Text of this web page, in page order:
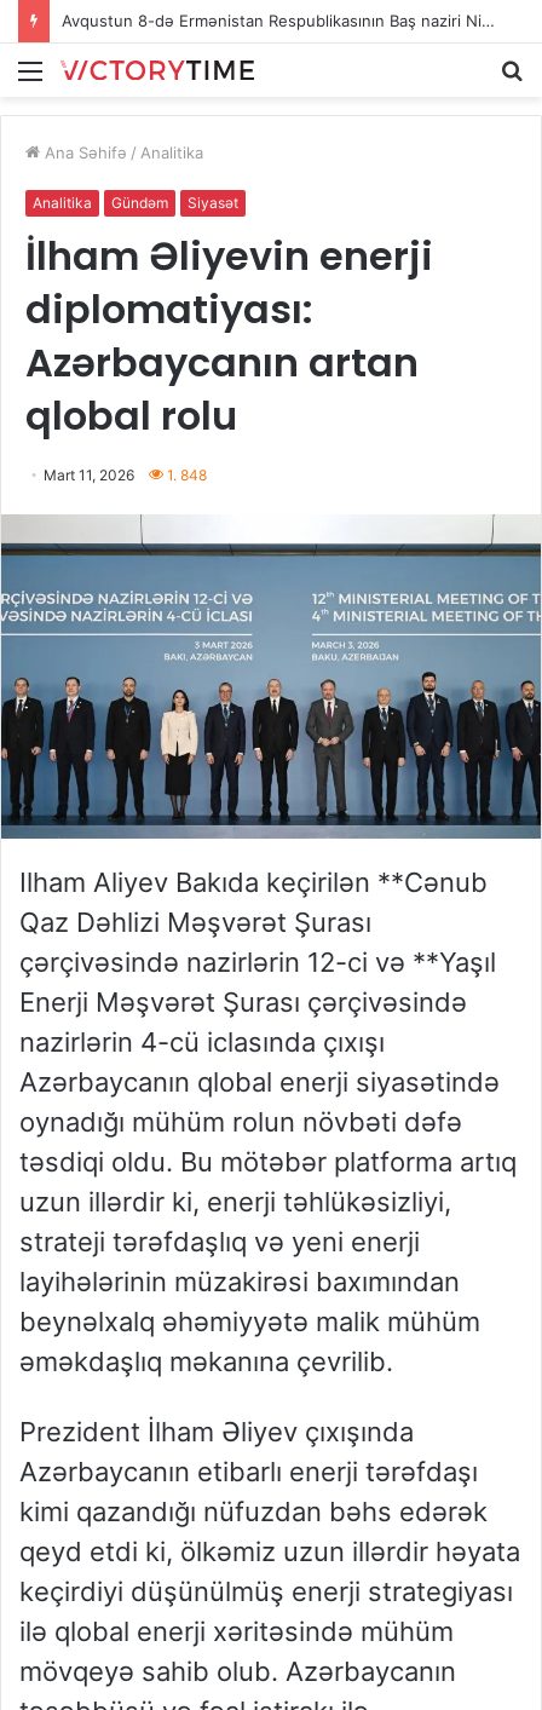
Avqustun 8-də Ermənistan Respublikasının Baş naziri Nikol Paşinyan Azərbaycan Respublikasının Prezidenti İlham Əliyevə zəng edib
Menu
Ana Səhifə / Analitika
Analitika Gündəm Siyasət
İlham Əliyevin enerji
diplomatiyası:
Azərbaycanın artan
qlobal rolu
Mart 11, 2026 1. 848
Ilham Aliyev Bakıda keçirilən **Cənub
Qaz Dəhlizi Məşvərət Şurası
çərçivəsində nazirlərin 12-ci və **Yaşıl
Enerji Məşvərət Şurası çərçivəsində
nazirlərin 4-cü iclasında çıxışı
Azərbaycanın qlobal enerji siyasətində
oynadığı mühüm rolun növbəti dəfə
təsdiqi oldu. Bu mötəbər platforma artıq
uzun illərdir ki, enerji təhlükəsizliyi,
strateji tərəfdaşlıq və yeni enerji
layihələrinin müzakirəsi baxımından
beynəlxalq əhəmiyyətə malik mühüm
əməkdaşlıq məkanına çevrilib.
Prezident İlham Əliyev çıxışında
Azərbaycanın etibarlı enerji tərəfdaşı
kimi qazandığı nüfuzdan bəhs edərək
qeyd etdi ki, ölkəmiz uzun illərdir həyata
keçirdiyi düşünülmüş enerji strategiyası
ilə qlobal enerji xəritəsində mühüm
mövqeyə sahib olub. Azərbaycanın